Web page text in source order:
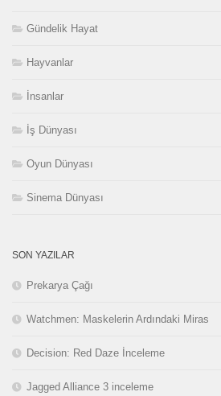
Gündelik Hayat
Hayvanlar
İnsanlar
İş Dünyası
Oyun Dünyası
Sinema Dünyası
SON YAZILAR
Prekarya Çağı
Watchmen: Maskelerin Ardındaki Miras
Decision: Red Daze İnceleme
Jagged Alliance 3 inceleme